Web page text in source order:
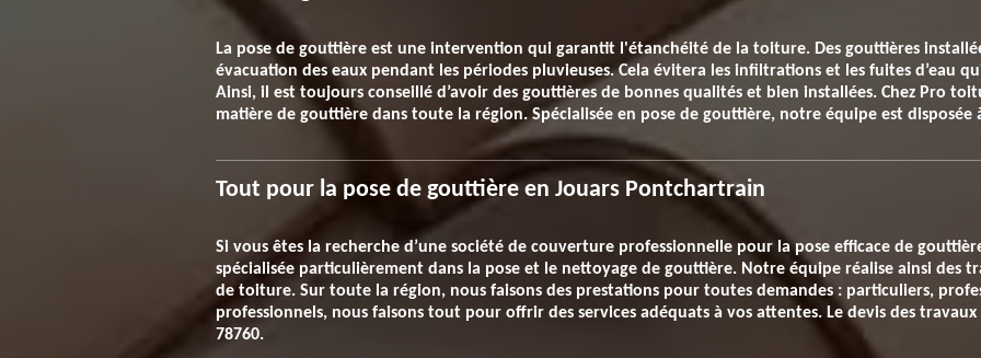
La pose de gouttière est une intervention qui garantit l'étanchéité de la toiture. Des gouttières
évacuation des eaux pendant les périodes pluvieuses. Cela évitera les infiltrations et les fuites d’eau
Ainsi, il est toujours conseillé d’avoir des gouttières de bonnes qualités et bien installées. Chez Pro
matière de gouttière dans toute la région. Spécialisée en pose de gouttière, notre équipe est
Tout pour la pose de gouttière en Jouars Pontchartrain
Si vous êtes la recherche d’une société de couverture professionnelle pour la pose efficace de
spécialisée particulièrement dans la pose et le nettoyage de gouttière. Notre équipe réalise ainsi des
de toiture. Sur toute la région, nous faisons des prestations pour toutes demandes : particuliers,
professionnels, nous faisons tout pour offrir des services adéquats à vos attentes. Le devis des
78760.